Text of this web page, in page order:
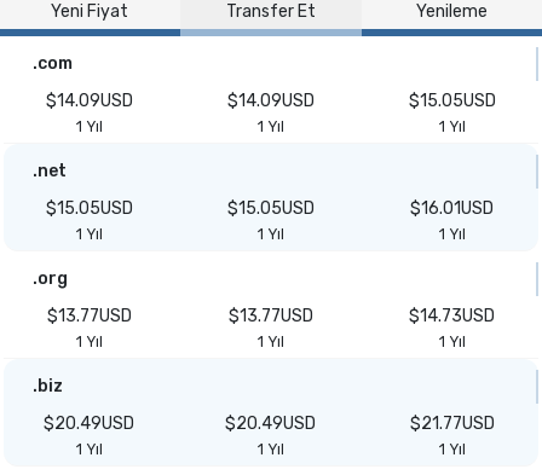
Yeni Fiyat
Transfer Et Yenileme
.com
$14.09USD
1 Yıl
$14.09USD
1 Yıl
$15.05USD
1 Yıl
.net
$15.05USD
1 Yıl
$15.05USD
1 Yıl
$16.01USD
1 Yıl
.org
$13.77USD
1 Yıl
$13.77USD
1 Yıl
$14.73USD
1 Yıl
.biz
$20.49USD
1 Yıl
$20.49USD
1 Yıl
$21.77USD
1 Yıl